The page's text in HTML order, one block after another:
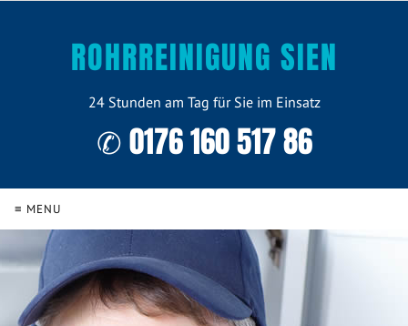
ROHRREINIGUNG SIEN
24 Stunden am Tag für Sie im Einsatz
✆ 0176 160 517 86
≡ MENU